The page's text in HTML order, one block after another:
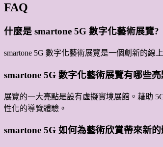
FAQ
什麼是 smartone 5G 數字化藝術展覽?
smartone 5G 數字化藝術展覽是一個創新的
smartone 5G 數字化藝術展覽有哪些亮
展覽的一大亮點是設有虛擬實境展館。藉助
性化的導覽體驗。
smartone 5G 如何為藝術欣賞帶來新的